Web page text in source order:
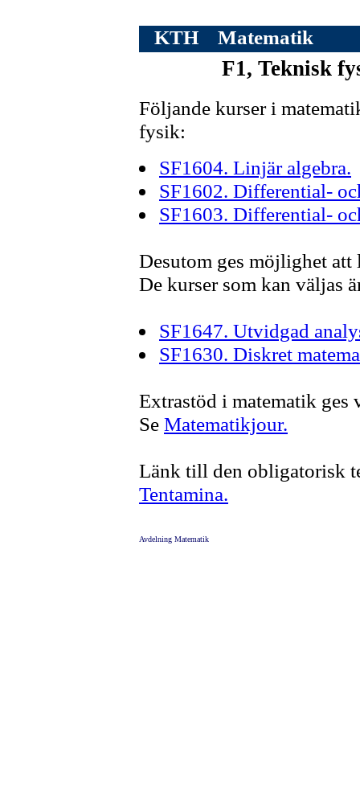
KTH Matematik
F1, Teknisk
Följande kurser i
fysik:
SF1604. Linjär algebra.
SF1602. Differential-
SF1603. Differential-
Desutom ges möjlighet att
De kurser som kan väljas
SF1647. Utvidgad
SF1630. Diskret
Extrastöd i matematik ges
Se Matematikjour.
Länk till den obligatorisk
Tentamina.
Avdelning Matematik